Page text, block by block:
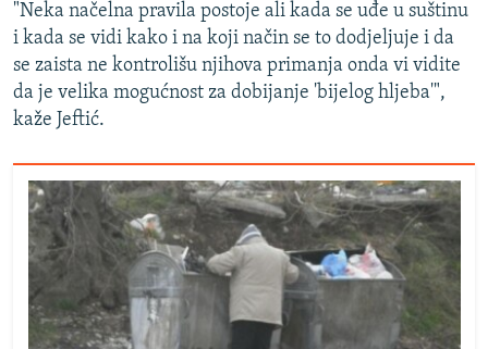
"Neka načelna pravila postoje ali kada se uđe u suštinu
i kada se vidi kako i na koji način se to dodjeljuje i da
se zaista ne kontrolišu njihova primanja onda vi vidite
da je velika mogućnost za dobijanje 'bijelog hljeba'",
kaže Jeftić.